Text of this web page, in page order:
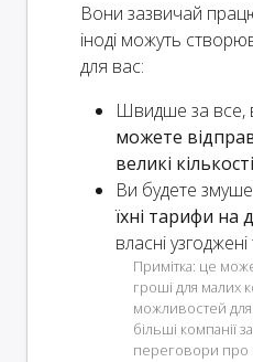
Вони зазвичай
іноді можуть
для вас:
Швидше за все,
можете
великі кількості
Ви будете
їхні тарифи на
власні
Примітка: це
гроші для малих
можливостей
більші компанії
переговори про